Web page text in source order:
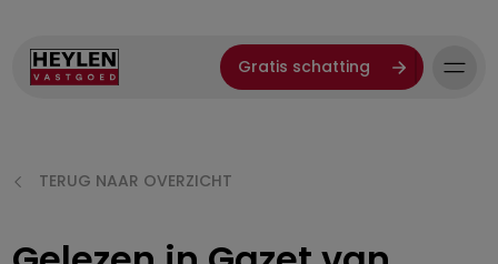
Gratis schatting
TERUG NAAR OVERZICHT